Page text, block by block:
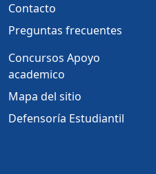
Contacto
Preguntas frecuentes
Concursos Apoyo
academico
Mapa del sitio
Defensoría Estudiantil